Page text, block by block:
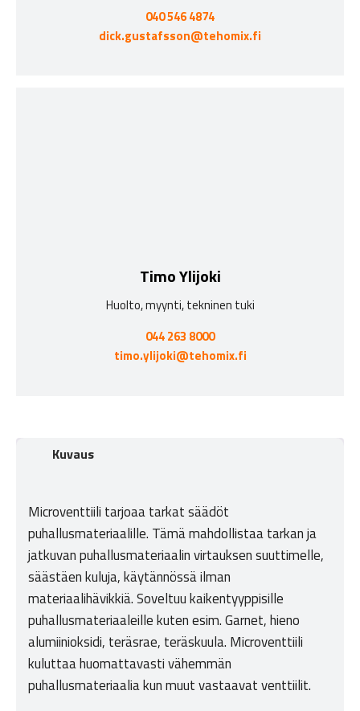
040 546 4874
dick.gustafsson@tehomix.fi
Timo Ylijoki
Huolto, myynti, tekninen tuki
044 263 8000
timo.ylijoki@tehomix.fi
Kuvaus
Microventtiili tarjoaa tarkat säädöt
puhallusmateriaalille. Tämä mahdollistaa tarkan ja
jatkuvan puhallusmateriaalin virtauksen suuttimelle,
säästäen kuluja, käytännössä ilman
materiaalihävikkiä. Soveltuu kaikentyyppisille
puhallusmateriaaleille kuten esim. Garnet, hieno
alumiinioksidi, teräsrae, teräskuula. Microventtiili
kuluttaa huomattavasti vähemmän
puhallusmateriaalia kun muut vastaavat venttiilit.